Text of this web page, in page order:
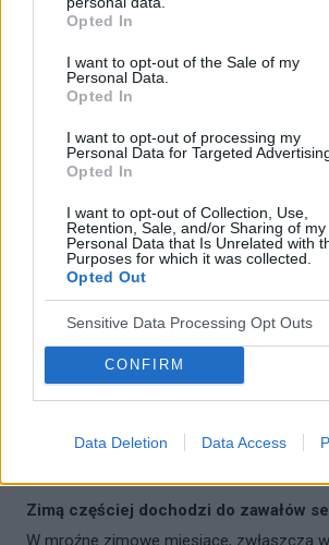
Opted In
I want to opt-out of the Sale of my
Personal Data.
Opted In
I want to opt-out of processing my
Personal Data for Targeted
Opted In
I want to opt-out of Collection, Use,
Retention, Sale, and/or Sharing of my
Personal Data that Is Unrelated with
Purposes for which it was collected.
Opted Out
Sensitive Data Processing Opt Outs
CONFIRM
Data Deletion Data Access
Podejrzenie zawału serca: jakie
Typowo przyjmuje się, że zawał serca
średnim i starszym wieku, w praktyce nie
jedynymi osobami, u których choroba ta
Zimą częściej dochodzi do zawałów
W mroźne zimowe miesiące, zwłaszcza